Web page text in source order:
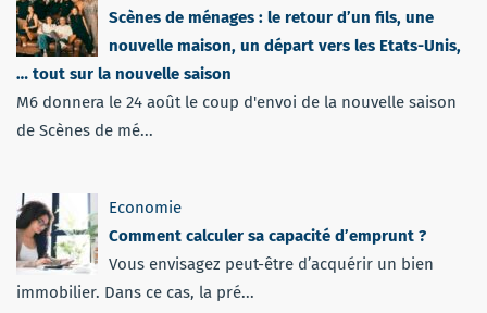
Scènes de ménages : le retour d’un fils, une
nouvelle maison, un départ vers les Etats-Unis,
… tout sur la nouvelle saison
M6 donnera le 24 août le coup d'envoi de la nouvelle saison
de Scènes de mé...
Economie
Comment calculer sa capacité d’emprunt ?
Vous envisagez peut-être d’acquérir un bien
immobilier. Dans ce cas, la pré...